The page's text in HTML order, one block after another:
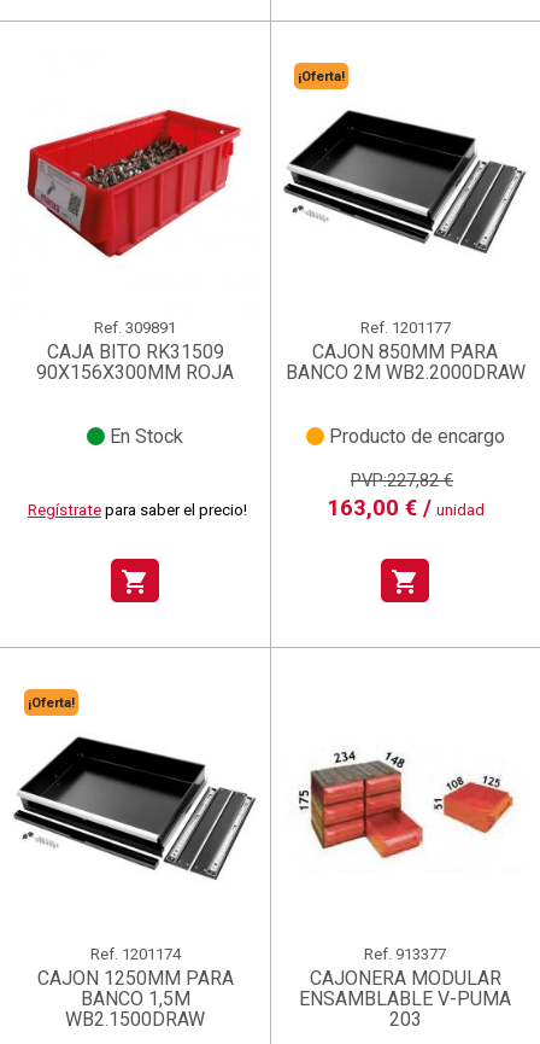
Ref. 309891
CAJA BITO RK31509
90X156X300MM ROJA
En Stock
Regístrate para saber el precio!
shopping_cart
¡Oferta!
Ref. 1201177
CAJON 850MM PARA
BANCO 2M WB2.2000DRAW
Producto de encargo
PVP:227,82 €
163,00 € / unidad
shopping_cart
¡Oferta!
Ref. 1201174
CAJON 1250MM PARA
BANCO 1,5M
WB2.1500DRAW
Ref. 913377
CAJONERA MODULAR
ENSAMBLABLE V-PUMA
203